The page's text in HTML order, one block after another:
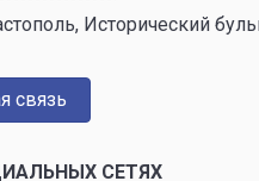
Исторический
связь
СЕТЯХ